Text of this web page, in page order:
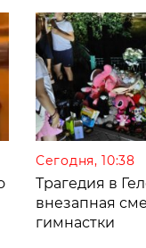
Сегодня, 10:38
Трагедия в
внезапная
гимнастки